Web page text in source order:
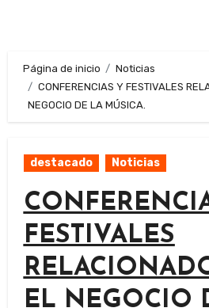
Página de inicio
Noticias
CONFERENCIAS Y FESTIVALES
NEGOCIO DE LA MÚSICA.
destacado Noticias
FESTIVALES
EL NEGOCIO